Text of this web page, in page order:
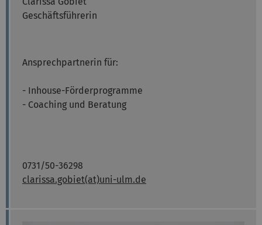
Geschäftsführerin
Ansprechpartnerin für:
- Inhouse-Förderprogramme
- Coaching und Beratung
0731/50-36298
clarissa.gobiet(at)uni-ulm.de